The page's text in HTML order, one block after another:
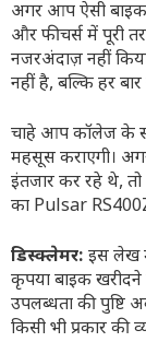
अगर आप ऐसी बाइक
और फीचर्स में पूरी
नजरअंदाज़ नहीं
नहीं है, बल्कि हर
चाहे आप कॉलेज के
महसूस कराएगी।
इंतजार कर रहे थे,
का Pulsar
डिस्क्लेमर: इस लेख में
कृपया बाइक
उपलब्धता की पुष्टि
किसी भी प्रकार की